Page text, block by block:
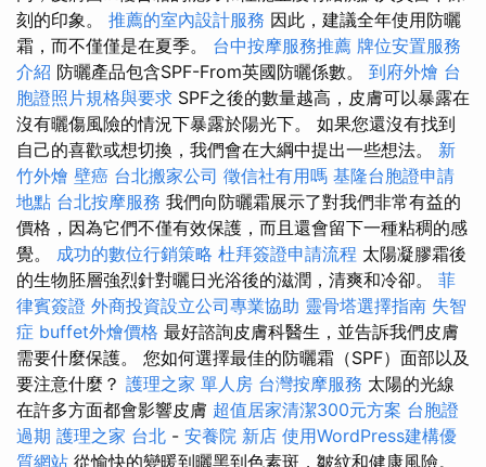
刻的印象。 推薦的室內設計服務 因此，建議全年使用防曬
霜，而不僅僅是在夏季。 台中按摩服務推薦 牌位安置服務
介紹 防曬產品包含SPF-From英國防曬係數。 到府外燴 台
胞證照片規格與要求 SPF之後的數量越高，皮膚可以暴露在
沒有曬傷風險的情況下暴露於陽光下。 如果您還沒有找到
自己的喜歡或想切換，我們會在大綱中提出一些想法。 新
竹外燴 壁癌 台北搬家公司 徵信社有用嗎 基隆台胞證申請
地點 台北按摩服務 我們向防曬霜展示了對我們非常有益的
價格，因為它們不僅有效保護，而且還會留下一種粘稠的感
覺。 成功的數位行銷策略 杜拜簽證申請流程 太陽凝膠霜後
的生物胚層強烈針對曬日光浴後的滋潤，清爽和冷卻。 菲
律賓簽證 外商投資設立公司專業協助 靈骨塔選擇指南 失智
症 buffet外燴價格 最好諮詢皮膚科醫生，並告訴我們皮膚
需要什麼保護。 您如何選擇最佳的防曬霜（SPF）面部以及
要注意什麼？ 護理之家 單人房 台灣按摩服務 太陽的光線
在許多方面都會影響皮膚 超值居家清潔300元方案 台胞證
過期 護理之家 台北 - 安養院 新店 使用WordPress建構優
質網站 從愉快的變暖到曬黑到色素斑，皺紋和健康風險。